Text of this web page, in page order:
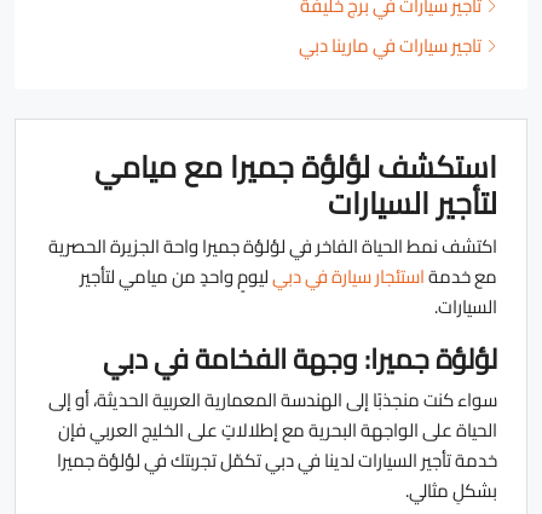
تاجير سيارات في مارينا دبي
استكشف لؤلؤة جميرا مع ميامي
لتأجير السيارات
اكتشف نمط الحياة الفاخر في لؤلؤة جميرا واحة الجزيرة الحصرية
مع خدمةاستئجار سيارة في دبيليومٍ واحدٍ من ميامي لتأجير
السيارات.
لؤلؤة جميرا: وجهة الفخامة في دبي
سواء كنت منجذبًا إلى الهندسة المعمارية العربية الحديثة، أو إلى
الحياة على الواجهة البحرية مع إطلالاتٍ على الخليج العربي فإن
خدمة تأجير السيارات لدينا في دبي تكمّل تجربتك في لؤلؤة جميرا
بشكلِ مثالي.